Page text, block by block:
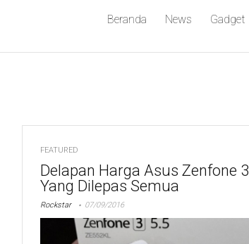
Beranda News Gadget
FEATURED
Delapan Harga Asus Zenfone 3
Yang Dilepas Semua
Rockstar 07/09/2016